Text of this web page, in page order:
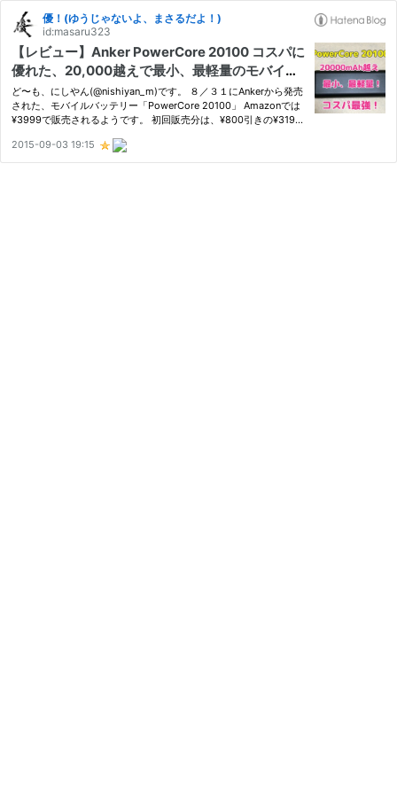
優！(ゆうじゃないよ、まさるだよ！)
id:masaru323
【レビュー】Anker PowerCore 20100 コスパに
優れた、20,000越えで最小、最軽量のモバイル
バッテリー。
ど〜も、にしやん(@nishiyan_m)です。 ８／３１にAnkerから発売
された、モバイルバッテリー「PowerCore 20100」 Amazonでは
¥3999で販売されるようです。 初回販売分は、¥800引きの¥3199
PowerCore 20100 (20100mAh 2ポート 超大容量 モバイルバッテ
リー パ…
2015-09-03 19:15